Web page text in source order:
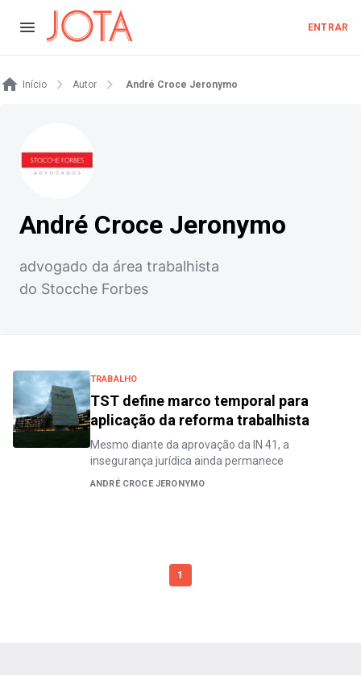
ENTRAR
Início Autor André Croce Jeronymo
André Croce Jeronymo
advogado da área trabalhista
do Stocche Forbes
TRABALHO
TST define marco temporal para
aplicação da reforma trabalhista
Mesmo diante da aprovação da IN 41, a
insegurança jurídica ainda permanece
ANDRÉ CROCE JERONYMO
1